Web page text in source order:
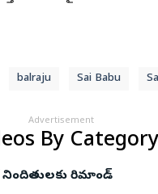
balraju Sai Babu
Advertisement
By Category
నిందితులకు రిమాండ్